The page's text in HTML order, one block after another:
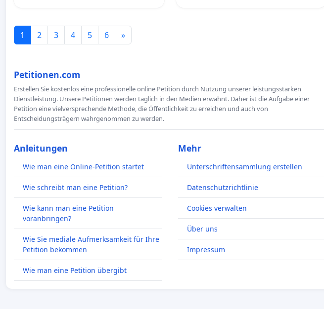
1 2 3 4 5 6 »
Petitionen.com
Erstellen Sie kostenlos eine professionelle online Petition durch Nutzung unserer leistungsstarken
Dienstleistung. Unsere Petitionen werden täglich in den Medien erwähnt. Daher ist die Aufgabe einer
Petition eine vielversprechende Methode, die Öffentlichkeit zu erreichen und auch von
Entscheidungsträgern wahrgenommen zu werden.
Anleitungen
Wie man eine Online-Petition startet
Wie schreibt man eine Petition?
Wie kann man eine Petition
voranbringen?
Wie Sie mediale Aufmerksamkeit für Ihre
Petition bekommen
Wie man eine Petition übergibt
Mehr
Unterschriftensammlung erstellen
Datenschutzrichtlinie
Cookies verwalten
Über uns
Impressum